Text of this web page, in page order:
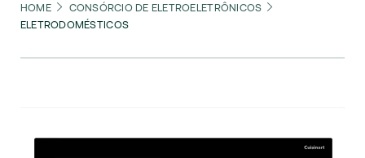
HOME
CONSÓRCIO DE ELETROELETRÔNICOS
ELETRODOMÉSTICOS